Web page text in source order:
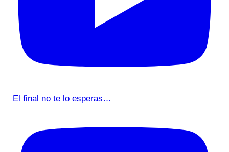
El final no te lo esperas…